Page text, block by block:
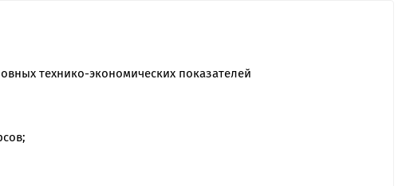
технико-экономических показателей